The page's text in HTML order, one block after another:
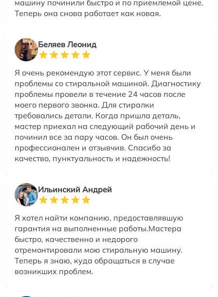
машину починили быстро и по приемлемой цене.
Теперь она снова работает как новая.
Беляев Леонид
Я очень рекомендую этот сервис. У меня были
проблемы со стиральной машиной. Диагностику
проблемы провели в течение 24 часов после
моего первого звонка. Для стиралки
требовались детали. Когда пришла деталь,
мастер приехал на следующий рабочий день и
починил все за пару часов. Он был очень
профессионален и отзывчив. Спасибо за
качество, пунктуальность и надежность!
Ильинский Андрей
Я хотел найти компанию, предоставлявшую
гарантия на выполненные работы.Мастера
быстро, качественно и недорого
отремонтировали мою стиральную машину.
Теперь я знаю, куда обращаться в случае
возникших проблем.